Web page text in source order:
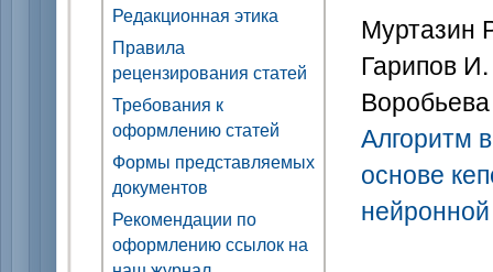
Редакционная этика
Правила
рецензирования статей
Требования к
оформлению статей
Формы представляемых
документов
Рекомендации по
оформлению ссылок на
Муртазин
Гарипов
Алгоритм
основе